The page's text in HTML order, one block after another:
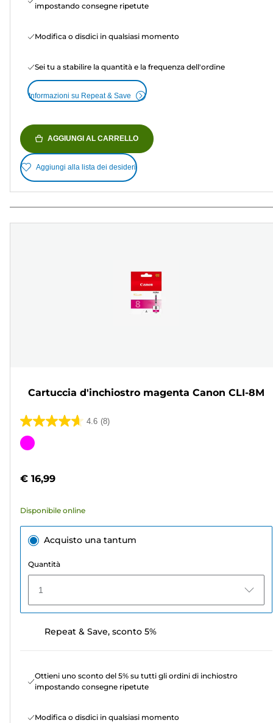
impostando consegne ripetute
Modifica o disdici in qualsiasi momento
Sei tu a stabilire la quantità e la frequenza dell'ordine
Informazioni su Repeat & Save
AGGIUNGI AL CARRELLO
Aggiungi alla lista dei desideri
Cartuccia d'inchiostro magenta Canon CLI-8M
4.6 (8)
4.6
su
8
Cartuccia
€ 16,99
Disponibile online
Acquisto una tantum
Quantità
1
Repeat & Save, sconto 5%
Ottieni uno sconto del 5% su tutti gli ordini di inchiostro
impostando consegne ripetute
Modifica o disdici in qualsiasi momento